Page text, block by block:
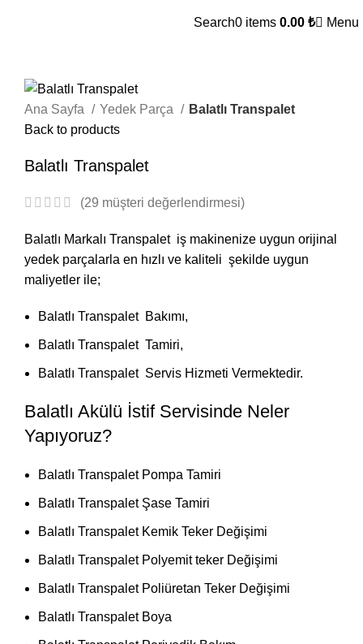
Search0 items 0.00 ₺ Menu
Ana Sayfa Yedek Parça
Balatlı Transpalet
Back to products
Balatlı Transpalet
(29 müşteri değerlendirmesi)
Balatlı Markalı Transpalet iş makinenize uygun orijinal
yedek parçalarla en hızlı ve kaliteli şekilde uygun
maliyetler ile;
Balatlı Transpalet Bakımı,
Balatlı Transpalet Tamiri,
Balatlı Transpalet Servis Hizmeti Vermektedir.
Balatlı Akülü İstif Servisinde Neler
Yapıyoruz?
Balatlı Transpalet Pompa Tamiri
Balatlı Transpalet Şase Tamiri
Balatlı Transpalet Kemik Teker Değişimi
Balatlı Transpalet Polyemit teker Değişimi
Balatlı Transpalet Poliüretan Teker Değişimi
Balatlı Transpalet Boya